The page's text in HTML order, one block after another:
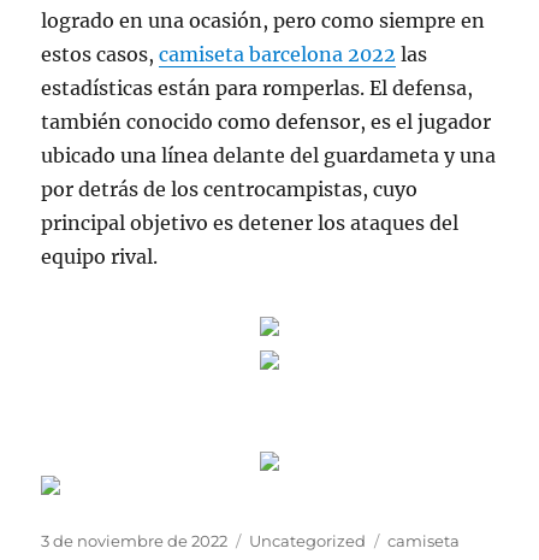
logrado en una ocasión, pero como siempre en
estos casos,camiseta barcelona 2022 las
estadísticas están para romperlas. El defensa,
también conocido como defensor, es el jugador
ubicado una línea delante del guardameta y una
por detrás de los centrocampistas, cuyo
principal objetivo es detener los ataques del
equipo rival.
Publicado
3 de noviembre de 2022 Categorías
Uncategorized Etiquetas
camiseta